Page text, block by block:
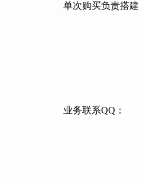
单次购买负责搭建
业务联系QQ：